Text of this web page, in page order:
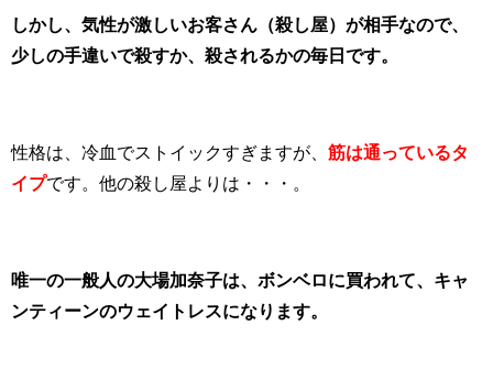
しかし、気性が激しいお客さん（殺し屋）が相手なので、
少しの手違いで殺すか、殺されるかの毎日です。
性格は、冷血でストイックすぎますが、 筋は通っているタ
イプです。他の殺し屋よりは・・・。
唯一の一般人の大場加奈子は、ボンベロに買われて、キャ
ンティーンのウェイトレスになります。